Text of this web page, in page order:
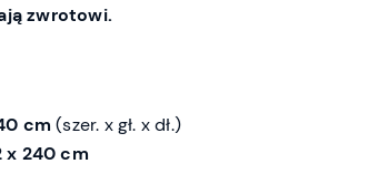
zwrotowi.
cm (szer. x gł. x dł.)
x 240 cm